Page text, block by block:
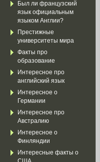
Был ли французский
язык официальным
языком Англии?
Престижные
университеты мира
Факты про
образование
Интересное про
английский язык
Интересное о
Германии
Интересное про
Австралию
Интересное о
Финляндии
Интересные факты о